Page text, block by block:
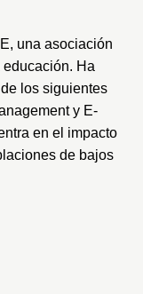
una asociación
Ha
los siguientes
y E-
en el impacto
de bajos